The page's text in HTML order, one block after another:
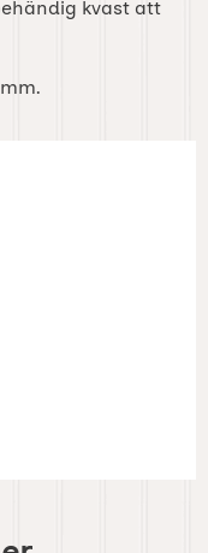
kvast att